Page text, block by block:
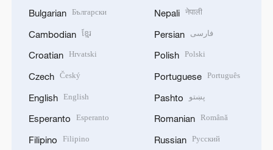
Bulgarian Български
Cambodian ខ្មែរ
Croatian Hrvatski
Czech Český
English English
Esperanto Esperanto
Filipino Filipino
Nepali नेपाली
Persian فارسی
Polish Polski
Portuguese Português
Pashto پښتو
Romanian Română
Russian Русский